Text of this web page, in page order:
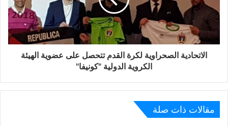
الاتحادية الصحراوية لكرة القدم تتحصل على عضوية الهيئة
الكروية الدولية "كونيفا"
مقالات ذات صلة